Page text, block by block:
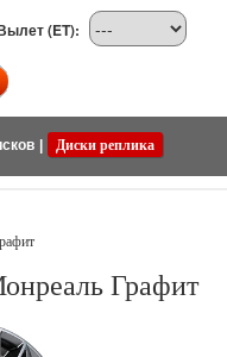
(ET):
Диски реплика
Графит